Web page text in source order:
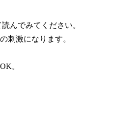
んでみてください。
刺激になります。
。